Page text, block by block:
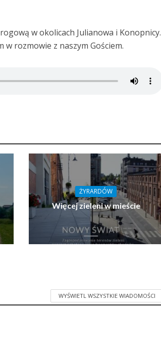
w okolicach Julianowa i Konopnicy.
w rozmowie z naszym Gościem.
ŻYRARDÓW
Więcej zieleni w mieście
WYŚWIETL WSZYSTKIE WIADOMOŚCI